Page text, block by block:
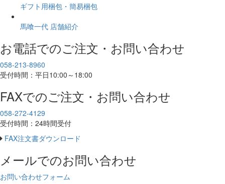
ギフト用梱包・簡易梱包
馬喰一代 店舗紹介
お電話でのご注文・お問い合わせ
058-213-8960
受付時間：平日10:00～18:00
FAXでのご注文・お問い合わせ
058-272-4129
受付時間：24時間受付
FAX注文書ダウンロード
メールでのお問い合わせ
お問い合わせフォーム